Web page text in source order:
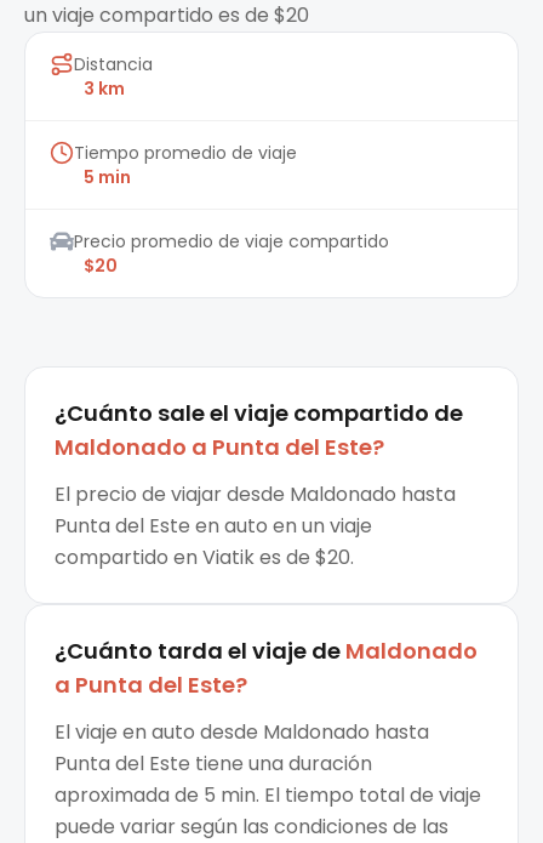
un viaje compartido es de $20
Distancia
3 km
Tiempo promedio de viaje
5 min
Precio promedio de viaje compartido
$20
¿Cuánto sale el viaje compartido de
Maldonado a Punta del Este?
El precio de viajar desde Maldonado hasta
Punta del Este en auto en un viaje
compartido en Viatik es de $20.
¿Cuánto tarda el viaje de Maldonado
a Punta del Este?
El viaje en auto desde Maldonado hasta
Punta del Este tiene una duración
aproximada de 5 min. El tiempo total de viaje
puede variar según las condiciones de las